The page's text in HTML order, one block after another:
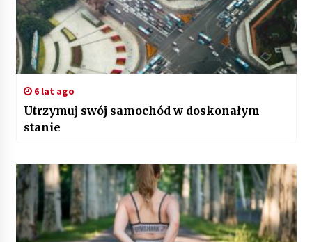
6 lat ago
Utrzymuj swój samochód w doskonałym
stanie